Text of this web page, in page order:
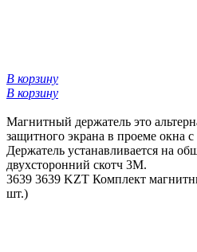
В корзину
В корзину
Магнитный держатель это
защитного экрана в проеме окна
Держатель устанавливается на
двухсторонний скотч 3М.
3639 3639 KZT Комплект
шт.)